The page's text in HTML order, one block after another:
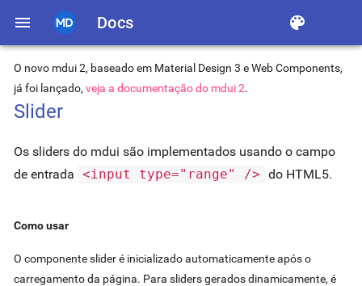
menu Docs color_lens
O novo mdui 2, baseado em Material Design 3 e Web Components,
já foi lançado, veja a documentação do mdui 2.
Slider
Os sliders do mdui são implementados usando o campo
de entrada <input type="range" /> do HTML5.
Como usar
O componente slider é inicializado automaticamente após o
carregamento da página. Para sliders gerados dinamicamente, é